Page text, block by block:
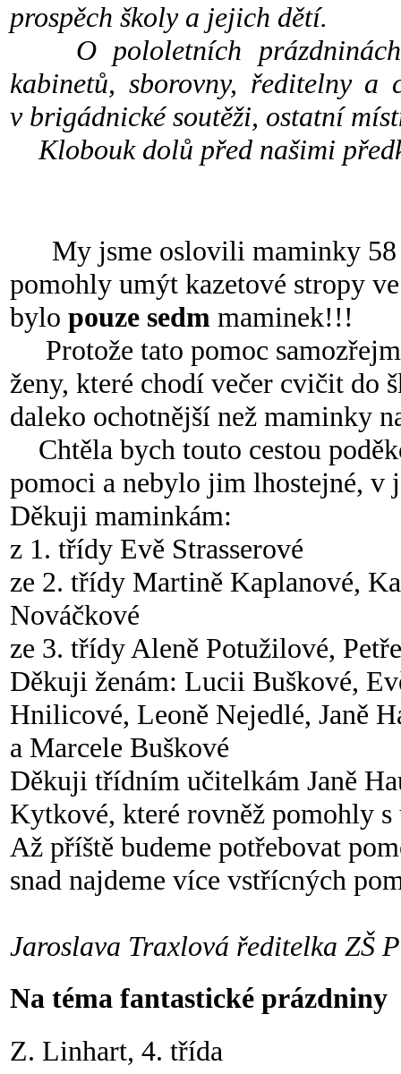
prospěch školy a jejich dětí.
O pololetních
kabinetů, sborovny, ředitelny a
v brigádnické soutěži, ostatní
Klobouk dolů před našimi
My jsme oslovili maminky
pomohly umýt kazetové stropy
bylo pouze sedm maminek!!!
Protože tato pomoc
ženy, které chodí večer cvičit do
daleko ochotnější než maminky
Chtěla bych touto cestou
pomoci a nebylo jim lhostejné, v
Děkuji maminkám:
z 1. třídy Evě Strasserové
ze 2. třídy Martině Kaplanové,
Nováčkové
ze 3. třídy Aleně Potužilové,
Děkuji ženám: Lucii Buškové,
Hnilicové, Leoně Nejedlé, Janě
a Marcele Buškové
Děkuji třídním učitelkám Janě
Kytkové, které rovněž pomohly
Až příště budeme potřebovat
snad najdeme více vstřícných
Jaroslava Traxlová ředitelka ZŠ
Na téma fantastické prázdniny
Z. Linhart, 4. třída